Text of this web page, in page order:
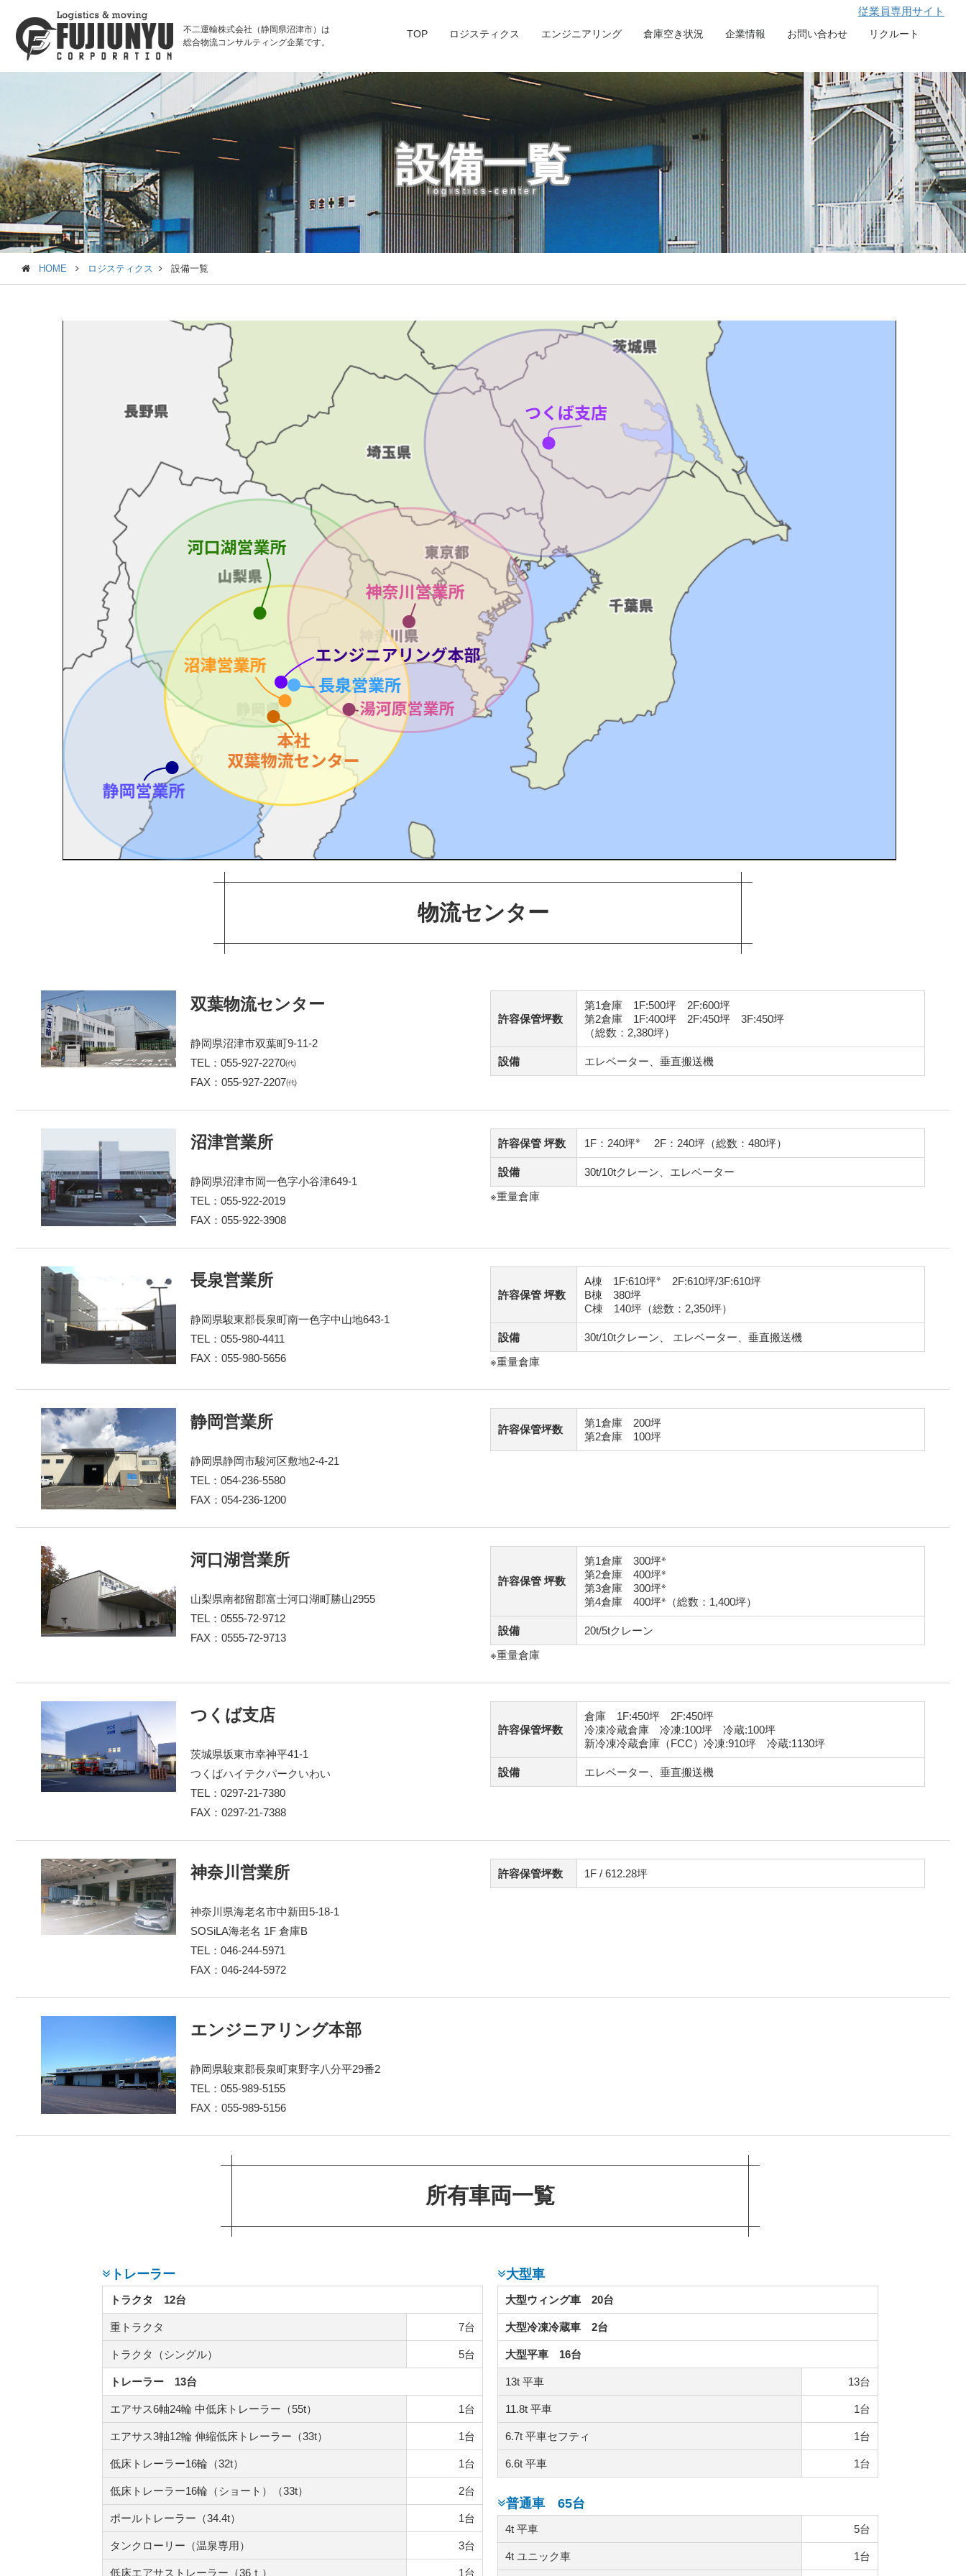
不二運輸株式会社（静岡県沼津市）は
総合物流コンサルティング企業です。
従業員専用サイト
TOP ロジスティクス エンジニアリング 倉庫空き状況 企業情報 お問い合わせ リクルート
設備一覧
logistics-center
HOME ロジスティクス 設備一覧
物流センター
双葉物流センター
静岡県沼津市双葉町9-11-2
TEL：055-927-2270㈹
FAX：055-927-2207㈹
許容保管坪数
第1倉庫 1F:500坪 2F:600坪
第2倉庫 1F:400坪 2F:450坪 3F:450坪
（総数：2,380坪）
設備 エレベーター、垂直搬送機
沼津営業所
静岡県沼津市岡一色字小谷津649-1
TEL：055-922-2019
FAX：055-922-3908
許容保管坪数 1F：240坪※ 2F：240坪（総数：480坪）
設備
30t/10tクレーン、エレベーター
※重量倉庫
長泉営業所
静岡県駿東郡長泉町南一色字中山地643-1
TEL：055-980-4411
FAX：055-980-5656
許容保管坪数
A棟 1F:610坪※
2F:610坪/3F:610坪
B棟 380坪
C棟 140坪（総数：2,350坪）
設備 30t/10tクレーン、
エレベーター、垂直搬送機
※重量倉庫
静岡営業所
静岡県静岡市駿河区敷地2-4-21
TEL：054-236-5580
FAX：054-236-1200
許容保管坪数
第1倉庫 200坪
第2倉庫 100坪
河口湖営業所
山梨県南都留郡富士河口湖町勝山2955
TEL：0555-72-9712
FAX：0555-72-9713
許容保管坪数
第1倉庫 300坪※
第2倉庫 400坪※
第3倉庫 300坪※
第4倉庫 400坪※ （総数：1,400坪）
設備
20t/5tクレーン
※重量倉庫
つくば支店
茨城県坂東市幸神平41-1
つくばハイテクパークいわい
TEL：0297-21-7380
FAX：0297-21-7388
許容保管坪数
倉庫 1F:450坪 2F:450坪
冷凍冷蔵倉庫 冷凍:100坪 冷蔵:100坪
新冷凍冷蔵倉庫（FCC）冷凍:910坪 冷蔵:1130坪
設備 エレベーター、垂直搬送機
神奈川営業所
神奈川県海老名市中新田5-18-1
SOSiLA海老名 1F 倉庫B
TEL：046-244-5971
FAX：046-244-5972
許容保管坪数 1F / 612.28坪
エンジニアリング本部
静岡県駿東郡長泉町東野字八分平29番2
TEL：055-989-5155
FAX：055-989-5156
所有車両一覧
トレーラー
トラクタ 12台
重トラクタ 7台
トラクタ（シングル） 5台
トレーラー 13台
エアサス6軸24輪 中低床トレーラー（55t） 1台
エアサス3軸12輪 伸縮低床トレーラー（33t） 1台
低床トレーラー16輪（32t） 1台
低床トレーラー16輪（ショート）（33t） 2台
ポールトレーラー（34.4t） 1台
タンクローリー（温泉専用） 3台
低床エアサストレーラー（36ｔ） 1台
大型車
大型ウィング車 20台
大型冷凍冷蔵車 2台
大型平車 16台
13t 平車 13台
11.8t 平車 1台
6.7t 平車セフティ 1台
6.6t 平車 1台
普通車 65台
4t 平車 5台
4t ユニック車 1台